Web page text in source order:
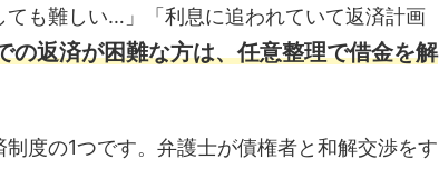
ても難しい…」「利息に追われていて返済計画
の返済が困難な方は、任意整理で借金を解
度の1つです。弁護士が債権者と和解交渉をす